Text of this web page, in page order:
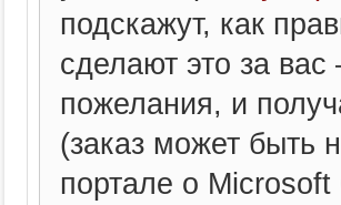
подскажут, как
сделают это за вас
пожелания, и
(заказ может быть
портале о